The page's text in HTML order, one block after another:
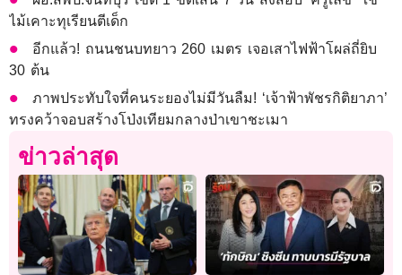
ไม้เคาะทุเรียนตีเด็ก
อีกแล้ว! ถนนชนบทยาว 260 เมตร เจอเสาไฟฟ้าโผล่ถี่ยิบ
30 ต้น
ภาพประทับใจที่คนระยองไม่มีวันลืม! ‘เจ้าฟ้าพัชรกิติยาภา’
ทรงคว้าจอบสร้างโป่งเทียมกลางป่าเขาชะเมา
ข่าวล่าสุด